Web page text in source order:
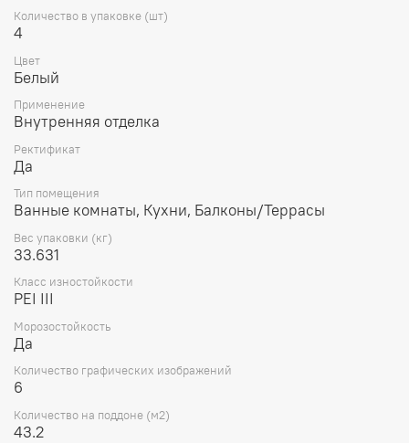
Количество в упаковке (шт)
4
Цвет
Белый
Применение
Внутренняя отделка
Ректификат
Да
Тип помещения
Ванные комнаты, Кухни, Балконы/Террасы
Вес упаковки (кг)
33.631
Класс изностойкости
PEI III
Морозостойкость
Да
Количество графических изображений
6
Количество на поддоне (м2)
43.2